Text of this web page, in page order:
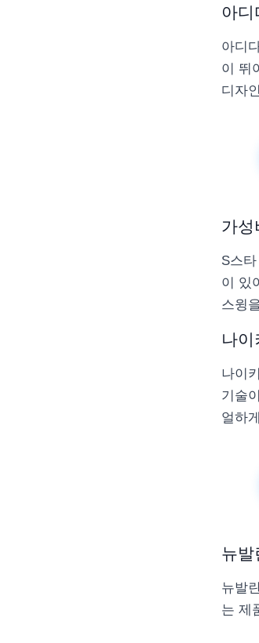
아디
아디
이 뛰
디자
가성
S스
이 있
스윙
나이
나이
기술
얼하
뉴발
뉴발
는 제